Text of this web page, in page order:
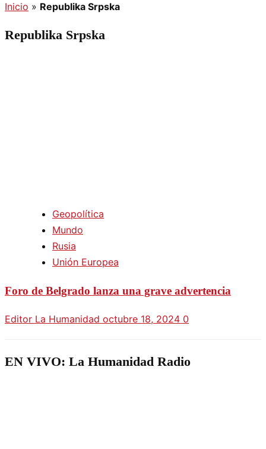
Inicio » Republika Srpska
Republika Srpska
Geopolítica
Mundo
Rusia
Unión Europea
Foro de Belgrado lanza una grave advertencia
Editor La Humanidad octubre 18, 2024 0
EN VIVO: La Humanidad Radio